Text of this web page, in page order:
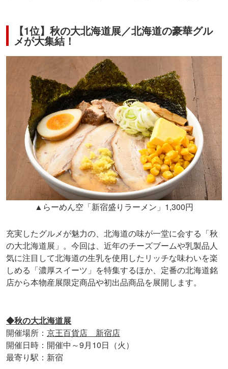
【1位】秋の大北海道展／北海道の豪華グル
メが大集結！
▲らーめん空「新宿盛りラーメン」1,300円
充実したグルメが魅力の、北海道の味が一堂に会する「秋
の大北海道展」。今回は、近年のチーズブームや乳製品人
気に注目して北海道の生乳を使用したリッチな味わいを楽
しめる「濃厚スイーツ」を特集するほか、定番の北海道銘
店から本物産展限定商品や初出品商品を展開します。
◆秋の大北海道展
開催場所： 京王百貨店 新宿店
開催日時：開催中～9月10日（火）
最寄り駅：新宿